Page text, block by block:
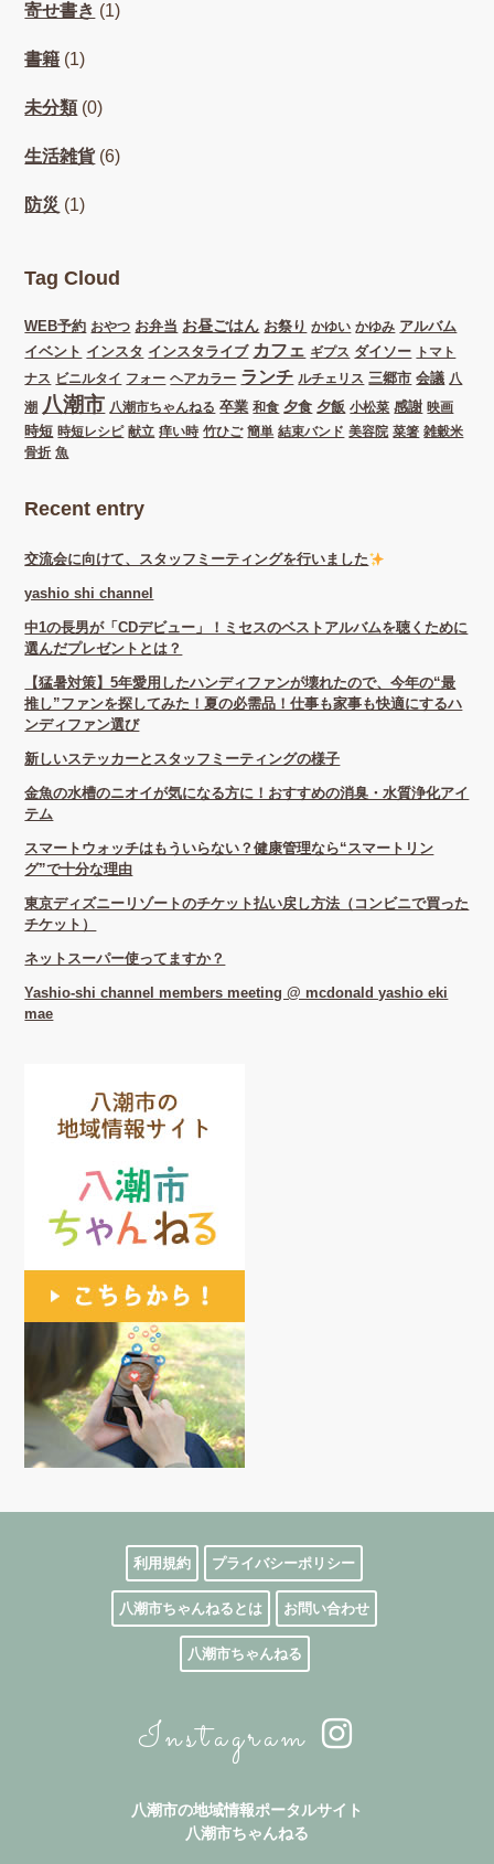
寄せ書き (1)
書籍 (1)
未分類(0)
生活雑貨(6)
防災 (1)
Tag Cloud
WEB予約 おやつ お弁当 お昼ごはん お祭り かゆい かゆみ アルバム
イベント インスタ インスタライブ カフェ ギプス ダイソー
トマト
ナス
ビニルタイ フォー ヘアカラー ランチ ルチェリス 三郷市 会議 八
潮 八潮市 八潮市ちゃんねる 卒業 和食 夕食 夕飯 小松菜 感謝 映画
時短 時短レシピ 献立 痒い時 竹ひご 簡単 結束バンド 美容院 菜箸 雑穀米
骨折 魚
Recent entry
交流会に向けて、スタッフミーティングを行いました
yashio shi channel
中1の長男が「CDデビュー」！ミセスのベストアルバムを聴くために
選んだプレゼントとは？
【猛暑対策】5年愛用したハンディファンが壊れたので、今年の“最
推し”ファンを探してみた！夏の必需品！仕事も家事も快適にするハ
ンディファン選び
新しいステッカーとスタッフミーティングの様子
金魚の水槽のニオイが気になる方に！おすすめの消臭・水質浄化アイ
テム
スマートウォッチはもういらない？健康管理なら“スマートリン
グ”で十分な理由
東京ディズニーリゾートのチケット払い戻し方法（コンビニで買った
チケット）
ネットスーパー使ってますか？
Yashio-shi channel members meeting @ mcdonald yashio eki
mae
利用規約 プライバシーポリシー
八潮市ちゃんねるとは お問い合わせ
八潮市ちゃんねる
Instagram
八潮市の地域情報ポータルサイト
八潮市ちゃんねる